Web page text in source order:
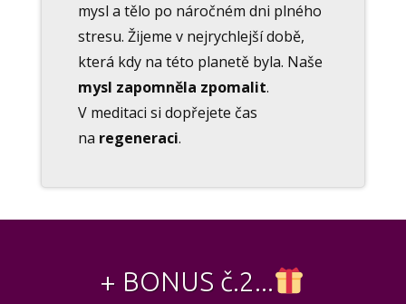
mysl a tělo po náročném dni plného
stresu. Žijeme v nejrychlejší době,
která kdy na této planetě byla. Naše
mysl zapomněla zpomalit.
V meditaci si dopřejete čas
na regeneraci.
+ BONUS č.2...